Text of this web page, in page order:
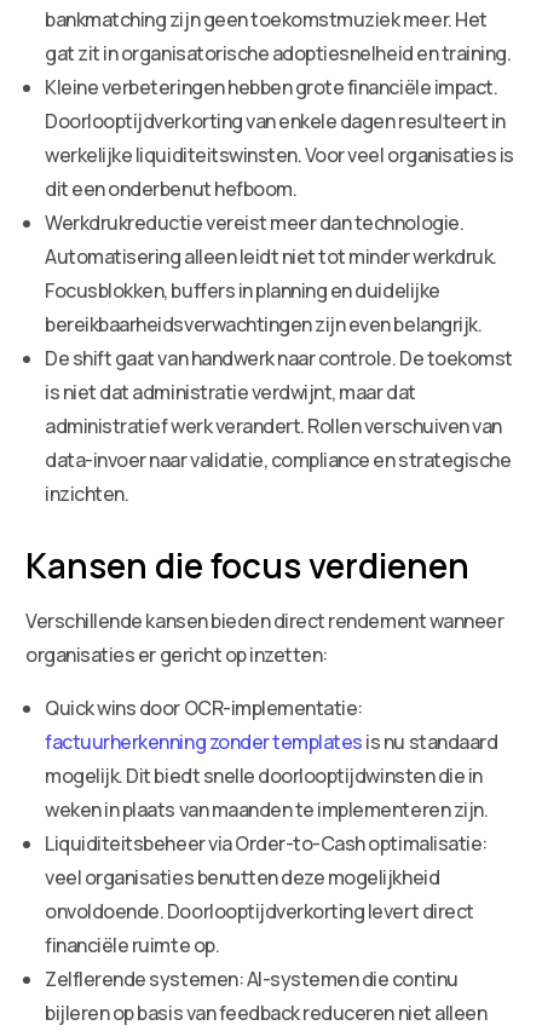
bankmatching zijn geen toekomstmuziek meer. Het
gat zit in organisatorische adoptiesnelheid en training.
Kleine verbeteringen hebben grote financiële impact.
Doorlooptijdverkorting van enkele dagen resulteert in
werkelijke liquiditeitswinsten. Voor veel organisaties is
dit een onderbenut hefboom.
Werkdrukreductie vereist meer dan technologie.
Automatisering alleen leidt niet tot minder werkdruk.
Focusblokken, buffers in planning en duidelijke
bereikbaarheidsverwachtingen zijn even belangrijk.
De shift gaat van handwerk naar controle. De toekomst
is niet dat administratie verdwijnt, maar dat
administratief werk verandert. Rollen verschuiven van
data-invoer naar validatie, compliance en strategische
inzichten.
Kansen die focus verdienen
Verschillende kansen bieden direct rendement wanneer
organisaties er gericht op inzetten:
Quick wins door OCR-implementatie:
factuurherkenning zonder templatesis nu standaard
mogelijk. Dit biedt snelle doorlooptijdwinsten die in
weken in plaats van maanden te implementeren zijn.
Liquiditeitsbeheer via Order-to-Cash optimalisatie:
veel organisaties benutten deze mogelijkheid
onvoldoende. Doorlooptijdverkorting levert direct
financiële ruimte op.
Zelflerende systemen: AI-systemen die continu
bijleren op basis van feedback reduceren niet alleen